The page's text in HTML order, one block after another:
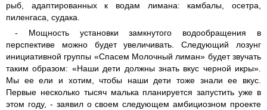
рыб, адаптированных к водам лимана: камбалы, осетра,
пиленгаса, судака.
- Мощность установки замкнутого водообращения в
перспективе можно будет увеличивать. Следующий лозунг
инициативной группы «Спасем Молочный лиман» будет звучать
таким образом: «Наши дети должны знать вкус черной икры».
Мы ее ели и хотим, чтобы наши дети тоже знали ее вкус.
Первые несколько тысяч малька планируется запустить уже в
этом году, - заявил о своем следующем амбициозном проекте